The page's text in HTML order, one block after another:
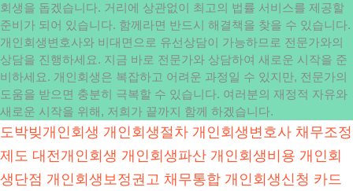
회생을 돕겠습니다. 거리에 상관없이 최고의 법률 서비스를 제공할
준비가 되어 있습니다. 함께라면 반드시 해결책을 찾을 수 있습니다.
개인회생변호사와 비대면으로 유선상담이 가능하므로 전문가와의
상담을 진행하세요. 지금 바로 전문가와 상담하여 새로운 시작을 준
비하세요. 개인회생은 복잡하고 어려운 과정일 수 있지만, 전문가의
도움을 받으면 충분히 극복할 수 있습니다. 여러분의 재정적 자유와
새로운 시작을 위해, 저희가 끝까지 함께 하겠습니다.
도박빚개인회생 개인회생절차 개인회생변호사 채무조정
제도 대전개인회생 개인회생파산 개인회생비용 개인회
생단점 개인회생보정권고 채무통합 개인회생신청 카드